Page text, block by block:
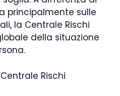
principalmente sulle
la Centrale Rischi
della situazione
Rischi